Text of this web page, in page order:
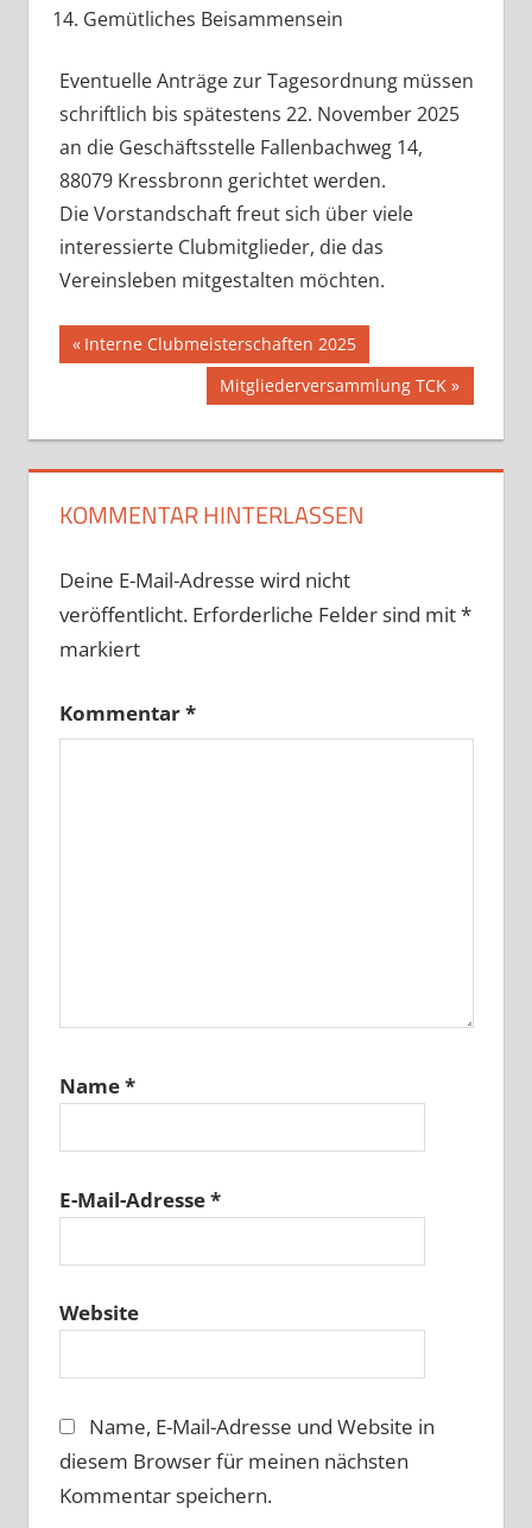
Gemütliches Beisammensein
Eventuelle Anträge zur Tagesordnung müssen
schriftlich bis spätestens 22. November 2025
an die Geschäftsstelle Fallenbachweg 14,
88079 Kressbronn gerichtet werden.
Die Vorstandschaft freut sich über viele
interessierte Clubmitglieder, die das
Vereinsleben mitgestalten möchten.
Beitragsnavigation
Vorheriger
Beitrag:
Interne Clubmeisterschaften 2025
Nächster
Mitgliederversammlung TCK
KOMMENTAR HINTERLASSEN
Deine E-Mail-Adresse wird nicht
veröffentlicht. Erforderliche Felder sind mit*
markiert
Kommentar*
Name*
E-Mail-Adresse*
Website
Name, E-Mail-Adresse und Website in
diesem Browser für meinen nächsten
Kommentar speichern.